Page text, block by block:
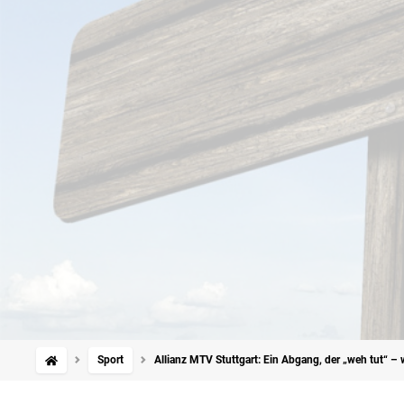
Sport Allianz MTV Stuttgart: Ein Abgang, der „weh tut“